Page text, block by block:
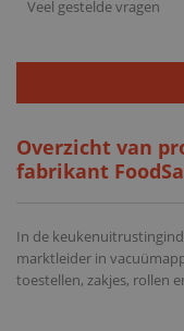
Veel gestelde vragen
Overzicht van
fabrikant
In de
marktleider in
toestellen, zakjes, rollen